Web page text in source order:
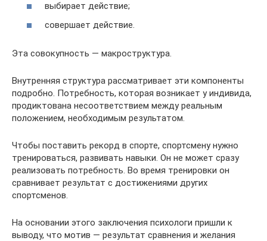
выбирает действие;
совершает действие.
Эта совокупность — макроструктура.
Внутренняя структура рассматривает эти компоненты
подробно. Потребность, которая возникает у индивида,
продиктована несоответствием между реальным
положением, необходимым результатом.
Чтобы поставить рекорд в спорте, спортсмену нужно
тренироваться, развивать навыки. Он не может сразу
реализовать потребность. Во время тренировки он
сравнивает результат с достижениями других
спортсменов.
На основании этого заключения психологи пришли к
выводу, что мотив — результат сравнения и желания